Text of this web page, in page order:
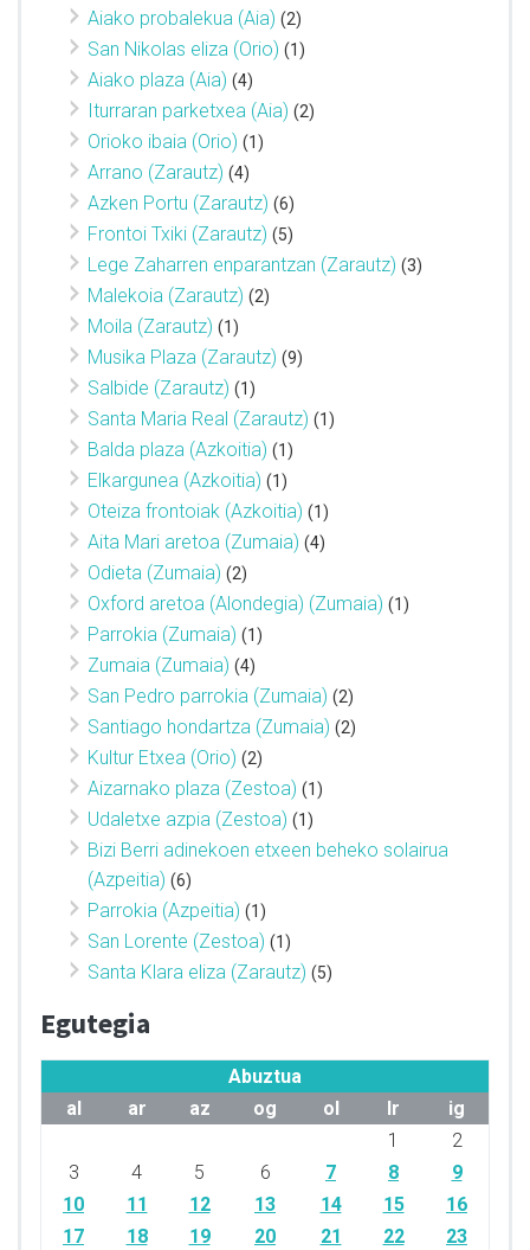
Aiako probalekua (Aia) (2)
San Nikolas eliza (Orio) (1)
Aiako plaza (Aia) (4)
Iturraran parketxea (Aia) (2)
Orioko ibaia (Orio) (1)
Arrano (Zarautz) (4)
Azken Portu (Zarautz) (6)
Frontoi Txiki (Zarautz) (5)
Lege Zaharren enparantzan (Zarautz) (3)
Malekoia (Zarautz) (2)
Moila (Zarautz) (1)
Musika Plaza (Zarautz) (9)
Salbide (Zarautz) (1)
Santa Maria Real (Zarautz) (1)
Balda plaza (Azkoitia) (1)
Elkargunea (Azkoitia) (1)
Oteiza frontoiak (Azkoitia) (1)
Aita Mari aretoa (Zumaia) (4)
Odieta (Zumaia) (2)
Oxford aretoa (Alondegia) (Zumaia) (1)
Parrokia (Zumaia) (1)
Zumaia (Zumaia) (4)
San Pedro parrokia (Zumaia) (2)
Santiago hondartza (Zumaia) (2)
Kultur Etxea (Orio) (2)
Aizarnako plaza (Zestoa) (1)
Udaletxe azpia (Zestoa) (1)
Bizi Berri adinekoen etxeen beheko solairua
(Azpeitia) (6)
Parrokia (Azpeitia) (1)
San Lorente (Zestoa) (1)
Santa Klara eliza (Zarautz) (5)
Egutegia
Abuztua
al
ar az og ol lr
ig
1
2
3
4 5 6 7 8
9
10
11 12 13 14 15
16
17
18 19 20 21 22
23